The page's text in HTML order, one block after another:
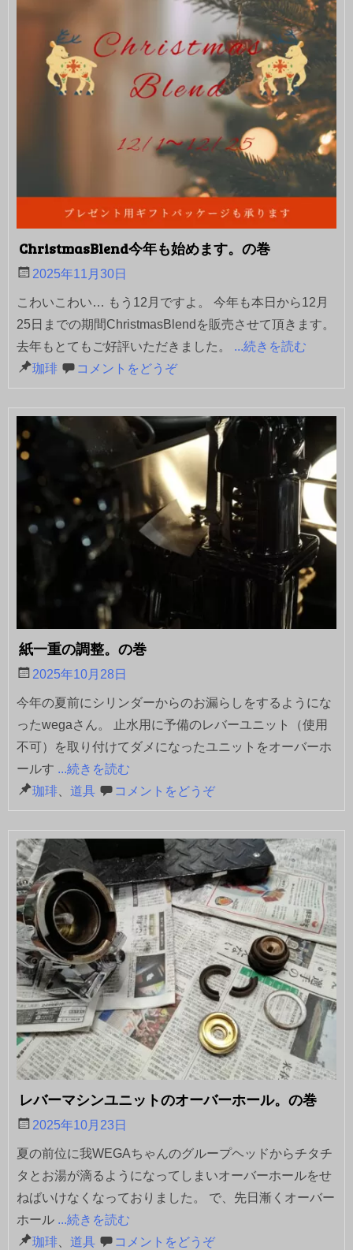
ChristmasBlend今年も始めます。の巻
2025年11月30日
こわいこわい… もう12月ですよ。 今年も本日から12月
25日までの期間ChristmasBlendを販売させて頂きます。
去年もとてもご好評いただきました。 ...続きを読む
珈琲
コメントをどうぞ
紙一重の調整。の巻
2025年10月28日
今年の夏前にシリンダーからのお漏らしをするようにな
ったwegaさん。 止水用に予備のレバーユニット（使用
不可）を取り付けてダメになったユニットをオーバーホ
ールす ...続きを読む
珈琲
道具 コメントをどうぞ
レバーマシンユニットのオーバーホール。の巻
2025年10月23日
夏の前位に我WEGAちゃんのグループヘッドからチタチ
タとお湯が滴るようになってしまいオーバーホールをせ
ねばいけなくなっておりました。 で、先日漸くオーバー
ホール ...続きを読む
珈琲
道具 コメントをどうぞ